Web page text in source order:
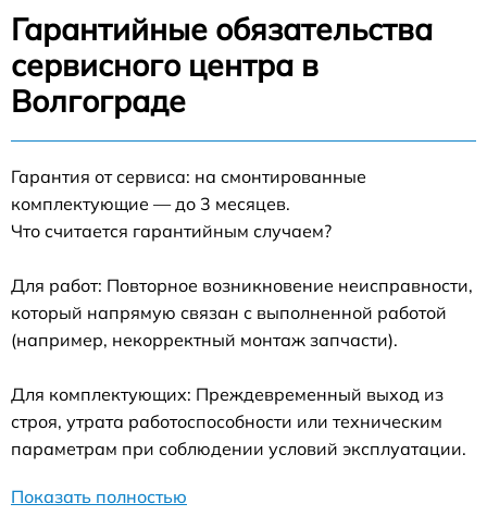
Гарантийные обязательства
сервисного центра в
Волгограде
Гарантия от сервиса: на смонтированные
комплектующие — до 3 месяцев.
Что считается гарантийным случаем?
Для работ: Повторное возникновение неисправности,
который напрямую связан с выполненной работой
(например, некорректный монтаж запчасти).
Для комплектующих: Преждевременный выход из
строя, утрата работоспособности или техническим
параметрам при соблюдении условий эксплуатации.
Показать полностью